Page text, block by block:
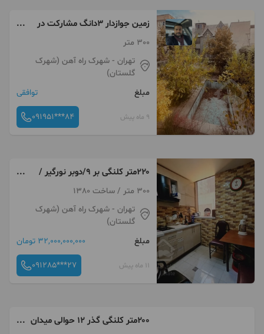
زمین جوازدار ۳دانگ مشارکت در
منطقه۲۲
300 متر
تهران - شهرک راه آهن (شهرک
گلستان)
مبلغ
توافقی
9 ماه پیش 091951***84
۲۲۰متر کلنگی بر ۹/دوبر نورگیر /
المپیک راه آهن زیبادشت300 متر / ساخت 1380
تهران - شهرک راه آهن (شهرک
گلستان)
مبلغ
32,000,000,000 تومان
11 ماه پیش 091285***27
۲۰۰متر کلنگی گذر ۱۲ حوالی میدان